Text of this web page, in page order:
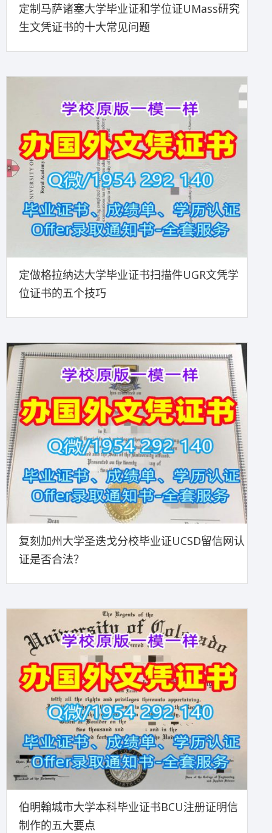
定制马萨诸塞大学毕业证和学位证UMass研究
生文凭证书的十大常见问题
定做格拉纳达大学毕业证书扫描件UGR文凭学
位证书的五个技巧
复刻加州大学圣迭戈分校毕业证UCSD留信网认
证是否合法？
伯明翰城市大学本科毕业证书BCU注册证明信
制作的五大要点